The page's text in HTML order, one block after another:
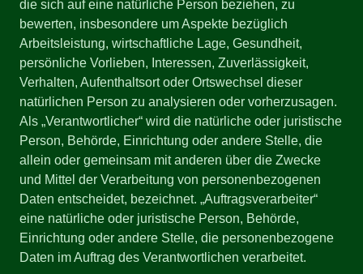
die sich auf eine natürliche Person beziehen, zu
bewerten, insbesondere um Aspekte bezüglich
Arbeitsleistung, wirtschaftliche Lage, Gesundheit,
persönliche Vorlieben, Interessen, Zuverlässigkeit,
Verhalten, Aufenthaltsort oder Ortswechsel dieser
natürlichen Person zu analysieren oder vorherzusagen.
Als „Verantwortlicher“ wird die natürliche oder juristische
Person, Behörde, Einrichtung oder andere Stelle, die
allein oder gemeinsam mit anderen über die Zwecke
und Mittel der Verarbeitung von personenbezogenen
Daten entscheidet, bezeichnet. „Auftragsverarbeiter“
eine natürliche oder juristische Person, Behörde,
Einrichtung oder andere Stelle, die personenbezogene
Daten im Auftrag des Verantwortlichen verarbeitet.